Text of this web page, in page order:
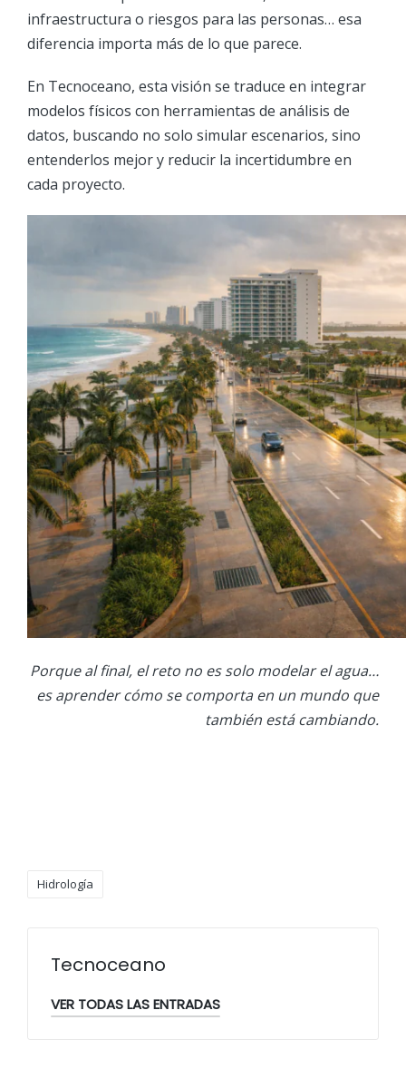
infraestructura o riesgos para las personas… esa
diferencia importa más de lo que parece.
En Tecnoceano, esta visión se traduce en integrar
modelos físicos con herramientas de análisis de
datos, buscando no solo simular escenarios, sino
entenderlos mejor y reducir la incertidumbre en
cada proyecto.
Porque al final, el reto no es solo modelar el agua…
es aprender cómo se comporta en un mundo que
también está cambiando.
Hidrología
Tecnoceano
VER TODAS LAS ENTRADAS